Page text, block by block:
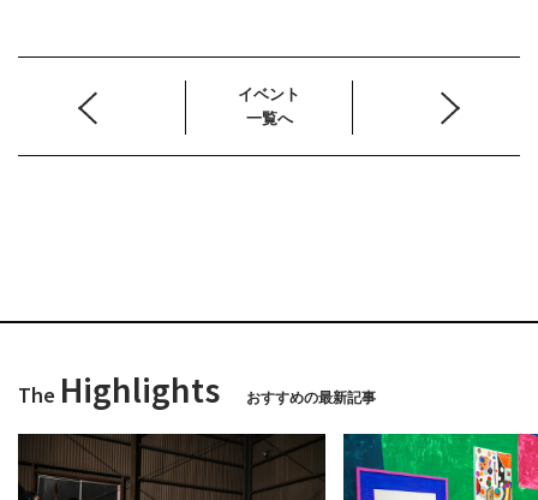
イベント
一覧へ
The Highlights おすすめの最新記事